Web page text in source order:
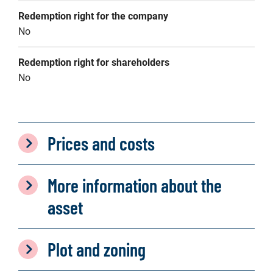
Redemption right for the company
No
Redemption right for shareholders
No
Prices and costs
More information about the
asset
Plot and zoning